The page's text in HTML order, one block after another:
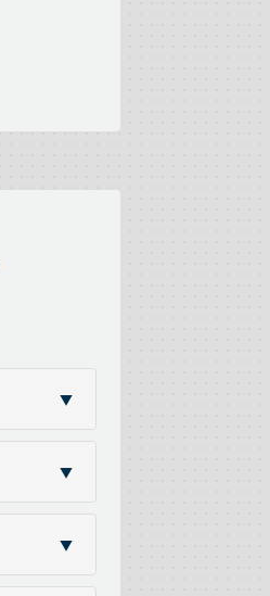
▼
▼
▼